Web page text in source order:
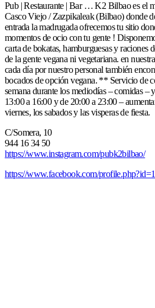
Pub | Restaurante | Bar … K2 Bilbao es el
Casco Viejo / Zazpikaleak (Bilbao) donde
entrada la madrugada ofrecemos tu sitio
momentos de ocio con tu gente !
carta de bokatas, hamburguesas y raciones
de la gente vegana ni vegetariana. en
cada día por nuestro personal también
bocados de opción vegana. ** Servicio de
semana durante los mediodías – comidas –
13:00 a 16:00 y de 20:00 a 23:00 –
viernes, los sabados y las visperas de fiesta.
C/Somera, 10
944 16 34 50
https://www.instagram.com/pubk2bilbao/
https://www.facebook.com/